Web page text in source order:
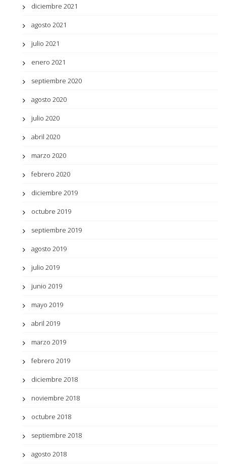
diciembre 2021
agosto 2021
julio 2021
enero 2021
septiembre 2020
agosto 2020
julio 2020
abril 2020
marzo 2020
febrero 2020
diciembre 2019
octubre 2019
septiembre 2019
agosto 2019
julio 2019
junio 2019
mayo 2019
abril 2019
marzo 2019
febrero 2019
diciembre 2018
noviembre 2018
octubre 2018
septiembre 2018
agosto 2018